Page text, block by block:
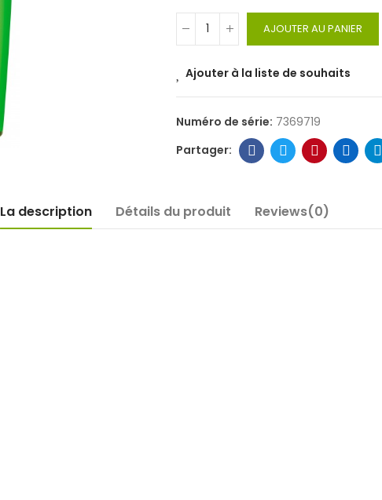
AJOUTER AU PANIER
Ajouter à la liste de souhaits
Numéro de série: 7369719
La description Détails du produit Reviews(0)